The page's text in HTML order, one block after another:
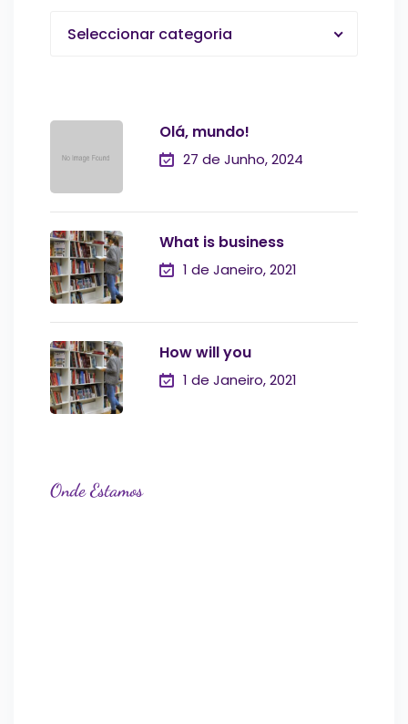
Seleccionar categoria
Olá, mundo!
27 de Junho, 2024
What is business
1 de Janeiro, 2021
How will you
1 de Janeiro, 2021
Onde Estamos